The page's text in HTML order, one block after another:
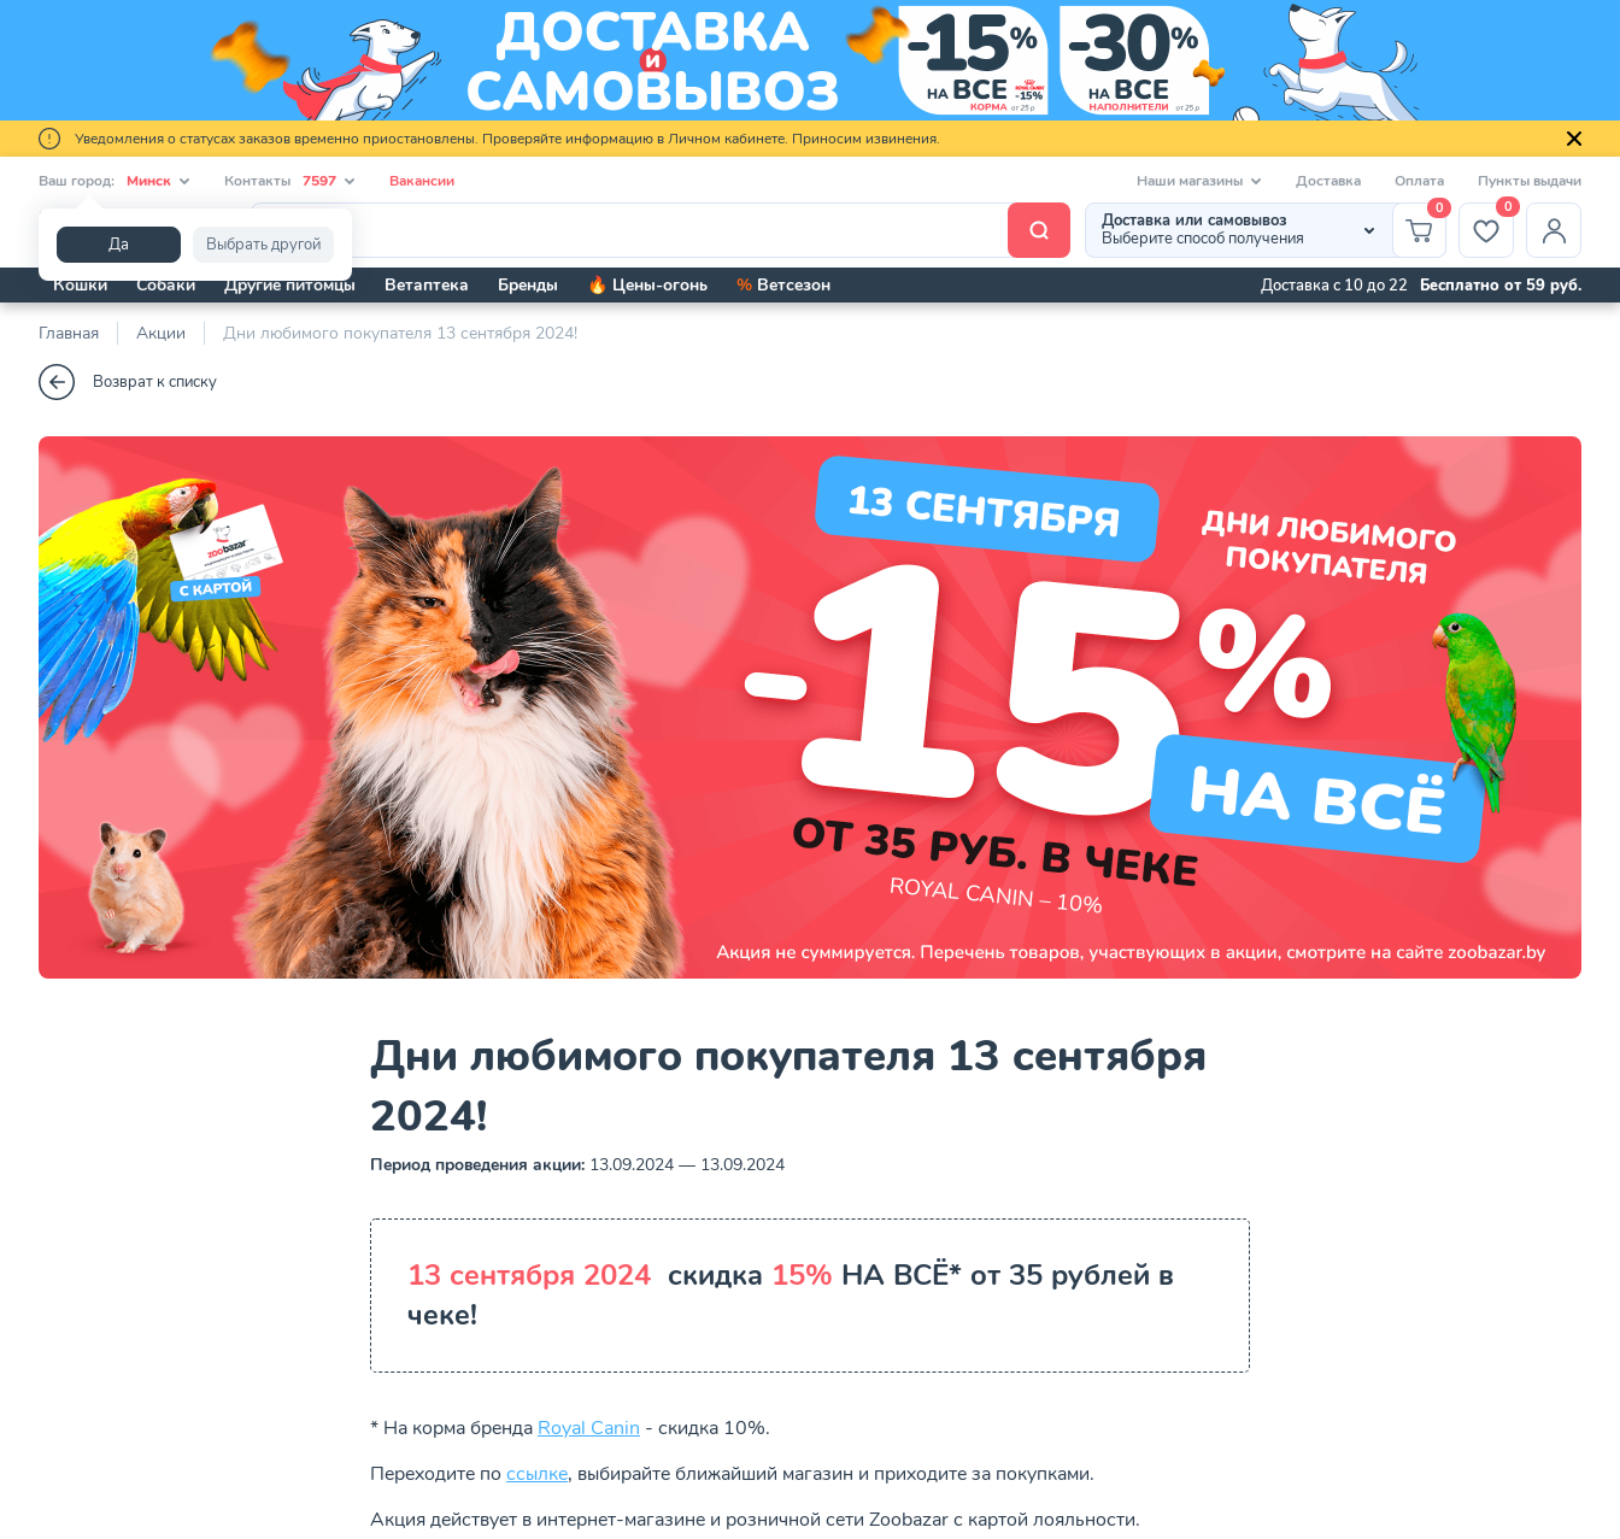
Уведомления о статусах заказов временно приостановлены. Проверяйте информацию в Личном кабинете. Приносим извинения.
Ваш город: Минск
Да Выбрать другой
Контакты 7597 Вакансии Наши магазины Доставка Оплата Пункты выдачи
Доставка или самовывоз
Выберите способ получения
0 0
Кошки Собаки Другие питомцы Ветаптека Бренды 🔥 Цены-огонь % Ветсезон Доставка с 10 до 22 Бесплатно от 59 руб.
Главная Акции Дни любимого покупателя 13 сентября 2024!
Возврат к списку
Дни любимого покупателя 13 сентября
2024!
Период проведения акции: 13.09.2024 — 13.09.2024
13 сентября 2024 скидка 15% НА ВСЁ* от 35 рублей в
чеке!
* На корма бренда Royal Canin - скидка 10%.
Переходите по ссылке, выбирайте ближайший магазин и приходите за покупками.
Акция действует в интернет-магазине и розничной сети Zoobazar с картой лояльности.